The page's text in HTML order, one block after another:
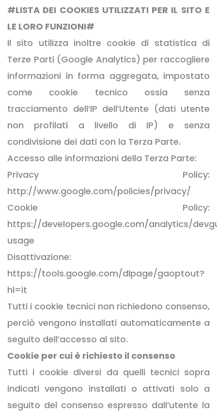
#LISTA DEI COOKIES UTILIZZATI PER IL SITO E
LE LORO FUNZIONI#
Il sito utilizza inoltre cookie di statistica di
Terze Parti (Google Analytics) per raccogliere
informazioni in forma aggregata, impostato
come cookie tecnico ossia senza
tracciamento dell’IP dell’Utente (dati utente
non profilati a livello di IP) e senza
condivisione dei dati con la Terza Parte.
Accesso alle informazioni della Terza Parte:
Privacy Policy:
http://www.google.com/policies/privacy/
Cookie Policy:
https://developers.google.com/analytics/
usage
Disattivazione:
https://tools.google.com/dlpage/gaoptout?
hl=it
Tutti i cookie tecnici non richiedono consenso,
perciò vengono installati automaticamente a
seguito dell’accesso al sito.
Cookie per cui è richiesto il consenso
Tutti i cookie diversi da quelli tecnici sopra
indicati vengono installati o attivati solo a
seguito del consenso espresso dall’utente la